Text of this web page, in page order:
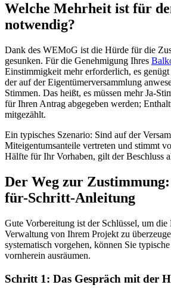
Welche Mehrheit ist für
notwendig?
Dank des WEMoG ist die Hürde für die
gesunken. Für die Genehmigung Ihres
Einstimmigkeit mehr erforderlich, es
der auf der Eigentümerversammlung
Stimmen. Das heißt, es müssen mehr Ja-
für Ihren Antrag abgegeben werden;
mitgezählt.
Ein typisches Szenario: Sind auf der
Miteigentumsanteile vertreten und stimmt
Hälfte für Ihr Vorhaben, gilt der Beschluss
Der Weg zur
für-Schritt-Anleitung
Gute Vorbereitung ist der Schlüssel, um
Verwaltung von Ihrem Projekt zu
systematisch vorgehen, können Sie
vornherein ausräumen.
Schritt 1: Das Gespräch mit der